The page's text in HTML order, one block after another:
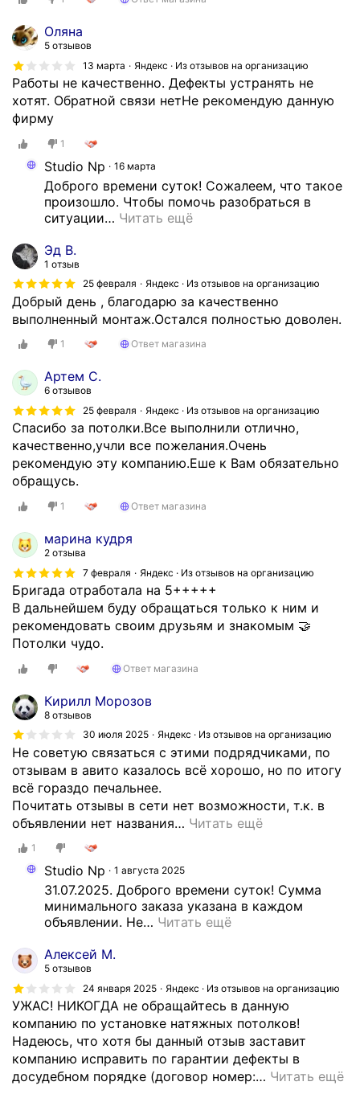
Оляна
5 отзывов
13 марта
Яндекс · Из отзывов на организацию
Работы не качественно. Дефекты устранять не
хотят. Обратной связи нетНе рекомендую данную
фирму
1
Studio Np 16 марта
Доброго времени суток! Сожалеем, что такое
произошло. Чтобы помочь разобраться в
ситуации… Читать ещё
Эд В.
1 отзыв
25 февраля
Яндекс · Из отзывов на организацию
Добрый день , благодарю за качественно
выполненный монтаж.Остался полностью доволен.
1 Ответ магазина
Артем С.
6 отзывов
25 февраля
Яндекс · Из отзывов на организацию
Спасибо за потолки.Все выполнили отлично,
качественно,учли все пожелания.Очень
рекомендую эту компанию.Еше к Вам обязательно
обращусь.
1 Ответ магазина
марина кудря
2 отзыва
7 февраля
Яндекс · Из отзывов на организацию
Бригада отработала на 5+++++
В дальнейшем буду обращаться только к ним и
рекомендовать своим друзьям и знакомым 🤝
Потолки чудо.
Ответ магазина
Кирилл Морозов
8 отзывов
30 июля 2025
Яндекс · Из отзывов на организацию
Не советую связаться с этими подрядчиками, по
отзывам в авито казалось всё хорошо, но по итогу
всё гораздо печальнее.
Почитать отзывы в сети нет возможности, т.к. в
объявлении нет названия… Читать ещё
1
Studio Np 1 августа 2025
31.07.2025. Доброго времени суток! Сумма
минимального заказа указана в каждом
объявлении. Не… Читать ещё
Алексей М.
5 отзывов
24 января 2025
Яндекс · Из отзывов на организацию
УЖАС! НИКОГДА не обращайтесь в данную
компанию по установке натяжных потолков!
Надеюсь, что хотя бы данный отзыв заставит
компанию исправить по гарантии дефекты в
досудебном порядке (договор номер:… Читать ещё